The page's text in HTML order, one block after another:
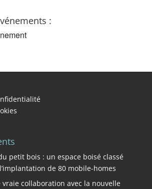
:
petit bois : un espace boisé classé
de 80 mobile-homes
vraie collaboration avec la nouvelle